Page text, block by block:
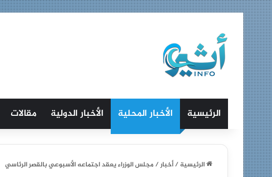
الرئيسية الأخبار المحلية الأخبار الدولية مقالات
الرئيسية/أخبار/مجلس الوزراء يعقد اجتماعه الأسبوعي بالقصر الرئاسي